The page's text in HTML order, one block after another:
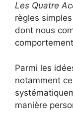
Les Quatre
règles
dont nous
Parmi les
notamment
manière